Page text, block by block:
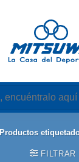
Productos
FILTRAR